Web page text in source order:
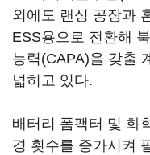
외에도 랜싱 공장과
ESS용으로 전환해
능력(CAPA)을 갖출
넓히고 있다.
배터리 폼팩터 및 화
경 횟수를 증가시켜